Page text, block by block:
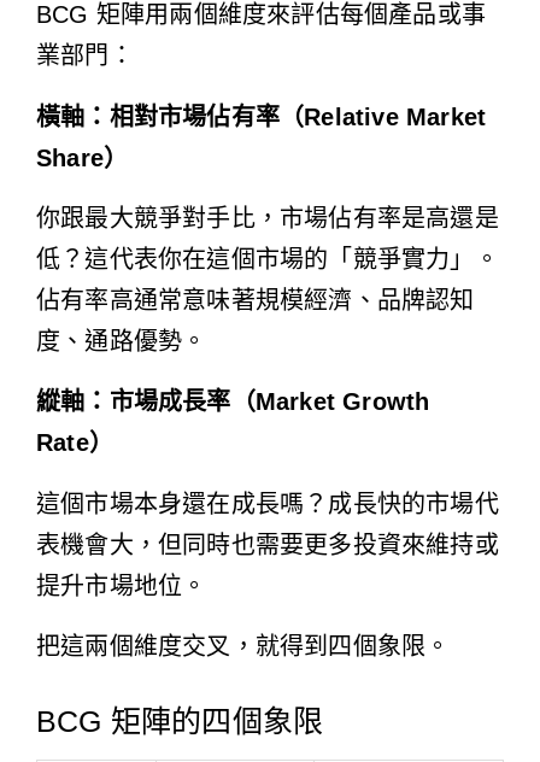
BCG 矩陣用兩個維度來評估每個產品或事
業部門：
橫軸：相對市場佔有率（Relative Market
Share）
你跟最大競爭對手比，市場佔有率是高還是
低？這代表你在這個市場的「競爭實力」。
佔有率高通常意味著規模經濟、品牌認知
度、通路優勢。
縱軸：市場成長率（Market Growth
Rate）
這個市場本身還在成長嗎？成長快的市場代
表機會大，但同時也需要更多投資來維持或
提升市場地位。
把這兩個維度交叉，就得到四個象限。
BCG 矩陣的四個象限